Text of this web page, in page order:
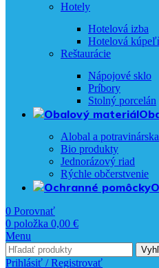
Hotely
Hotelová izba
Hotelová
Reštaurácie
Nápojové sklo
Príbory
Stolný porcelán
Alobal a
Bio produkty
Jednorázový riad
Rýchle občerstvenie
0 Porovnať
0 položka 0,00 €
Menu
Prihlásiť / Registrovať